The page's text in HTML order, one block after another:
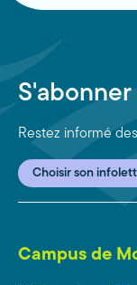
Restez informé
Choisir son
Campus de